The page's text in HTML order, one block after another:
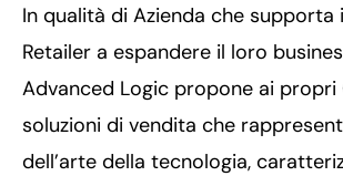
In qualità di Azienda che supporta
Retailer a espandere il loro
Advanced Logic propone ai propri
soluzioni di vendita che
dell’arte della tecnologia,